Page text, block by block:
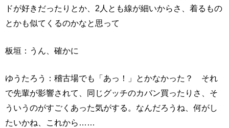
ドが好きだったりとか、2人とも線が細いからさ、着るもの
とかも似てくるのかなと思って
板垣：うん、確かに
ゆうたろう：稽古場でも「あっ！」とかなかった？ それ
で先輩が影響されて、同じグッチのカバン買ったりさ、そ
ういうのがすごくあった気がする。なんだろうね、何がし
たいかね、これから……